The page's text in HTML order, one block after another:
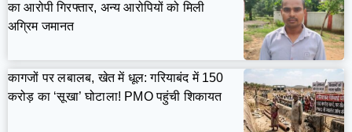
का आरोपी गिरफ्तार, अन्य आरोपियों को मिली
अग्रिम जमानत
कागजों पर लबालब, खेत में धूल: गरियाबंद में 150
करोड़ का ‘सूखा’ घोटाला! PMO पहुंची शिकायत